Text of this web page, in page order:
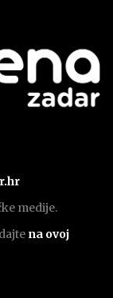
medije.
na ovoj